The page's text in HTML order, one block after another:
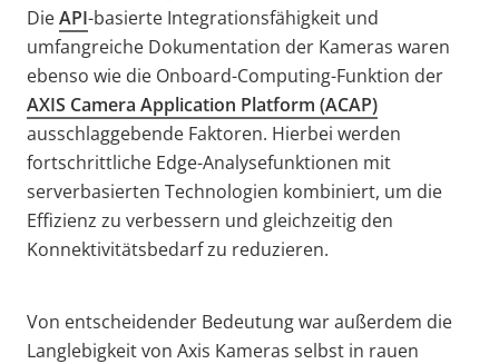
DieAPI-basierte Integrationsfähigkeit und
umfangreiche Dokumentation der Kameras waren
ebenso wie die Onboard-Computing-Funktion der
AXIS Camera Application Platform (ACAP)
ausschlaggebende Faktoren. Hierbei werden
fortschrittliche Edge-Analysefunktionen mit
serverbasierten Technologien kombiniert, um die
Effizienz zu verbessern und gleichzeitig den
Konnektivitätsbedarf zu reduzieren.
Von entscheidender Bedeutung war außerdem die
Langlebigkeit von Axis Kameras selbst in rauen